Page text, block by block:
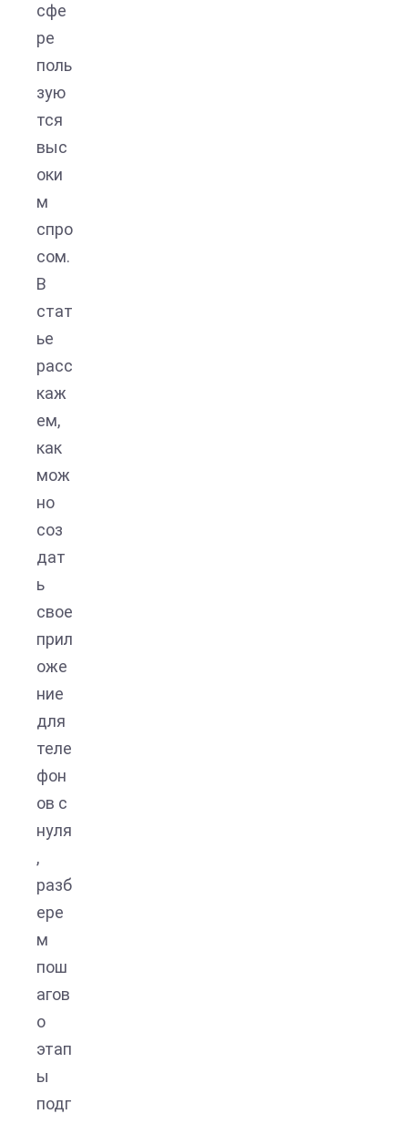
сфе
ре
поль
зую
тся
выс
оки
м
спро
сом.
В
стат
ье
расс
каж
ем,
как
мож
но
соз
дат
ь
свое
прил
оже
ние
для
теле
фон
ов с
нуля
,
разб
ере
м
пош
агов
о
этап
ы
подг